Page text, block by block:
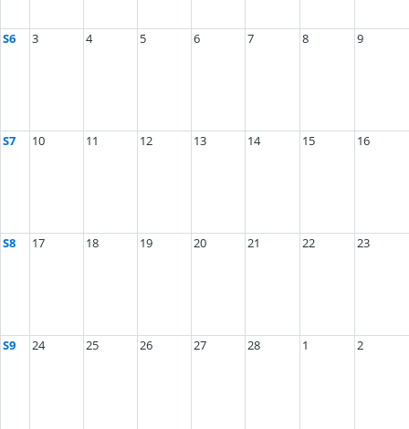
S6 3 4 5 6 7 8 9
S7 10 11 12 13 14 15 16
S8 17 18 19 20 21 22 23
S9 24 25 26 27 28 1 2